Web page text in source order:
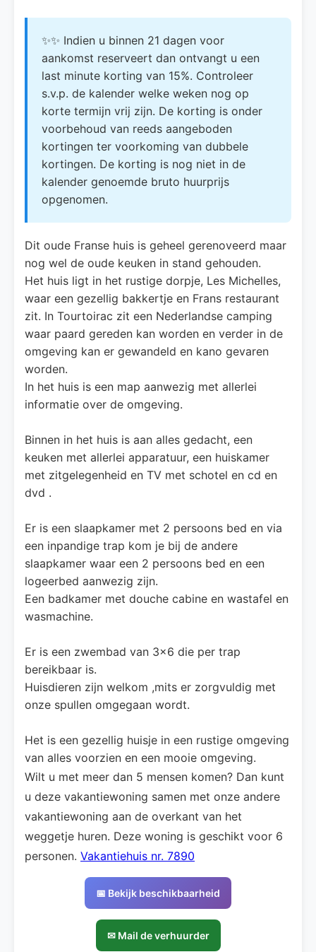
✨✨ Indien u binnen 21 dagen voor
aankomst reserveert dan ontvangt u een
last minute korting van 15%. Controleer
s.v.p. de kalender welke weken nog op
korte termijn vrij zijn. De korting is onder
voorbehoud van reeds aangeboden
kortingen ter voorkoming van dubbele
kortingen. De korting is nog niet in de
kalender genoemde bruto huurprijs
opgenomen.
Dit oude Franse huis is geheel gerenoveerd maar
nog wel de oude keuken in stand gehouden.
Het huis ligt in het rustige dorpje, Les Michelles,
waar een gezellig bakkertje en Frans restaurant
zit. In Tourtoirac zit een Nederlandse camping
waar paard gereden kan worden en verder in de
omgeving kan er gewandeld en kano gevaren
worden.
In het huis is een map aanwezig met allerlei
informatie over de omgeving.
Binnen in het huis is aan alles gedacht, een
keuken met allerlei apparatuur, een huiskamer
met zitgelegenheid en TV met schotel en cd en
dvd .
Er is een slaapkamer met 2 persoons bed en via
een inpandige trap kom je bij de andere
slaapkamer waar een 2 persoons bed en een
logeerbed aanwezig zijn.
Een badkamer met douche cabine en wastafel en
wasmachine.
Er is een zwembad van 3x6 die per trap
bereikbaar is.
Huisdieren zijn welkom ,mits er zorgvuldig met
onze spullen omgegaan wordt.
Het is een gezellig huisje in een rustige omgeving
van alles voorzien en een mooie omgeving.
Wilt u met meer dan 5 mensen komen? Dan kunt
u deze vakantiewoning samen met onze andere
vakantiewoning aan de overkant van het
weggetje huren. Deze woning is geschikt voor 6
personen. Vakantiehuis nr. 7890
📅 Bekijk beschikbaarheid
✉ Mail de verhuurder